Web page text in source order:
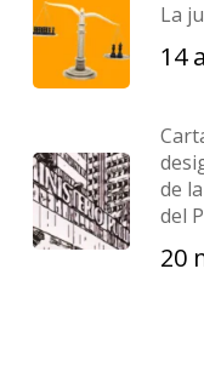
La
14
de
del
20